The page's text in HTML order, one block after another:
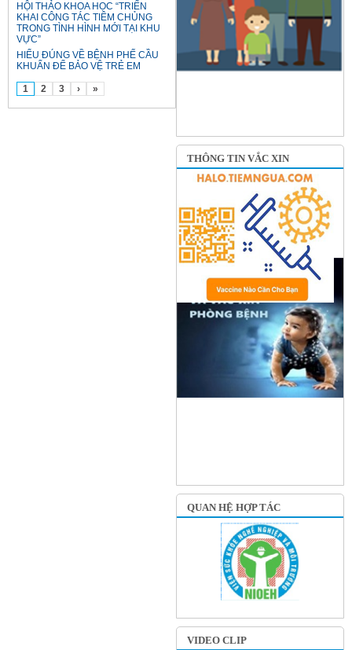
HỘI THẢO KHOA HỌC “TRIỂN
KHAI CÔNG TÁC TIÊM CHỦNG
TRONG TÌNH HÌNH MỚI TẠI KHU
VỰC”
HIỂU ĐÚNG VỀ BỆNH PHẾ CẦU
KHUẨN ĐỂ BẢO VỆ TRẺ EM
1 2 3 › »
THÔNG TIN VẮC XIN
QUAN HỆ HỢP TÁC
VIDEO CLIP